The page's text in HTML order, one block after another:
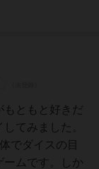
もともと好きだ
てみました。
でダイスの目
ームです。しか